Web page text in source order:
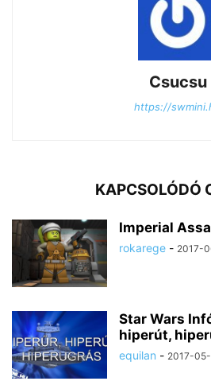
Csucsu
https://
KAPCSOLÓDÓ
Imperial
rokarege - 2017-
Star Wars
hiperút,
equilan - 2017-